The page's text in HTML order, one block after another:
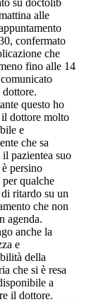
14
ho
suo
un
non